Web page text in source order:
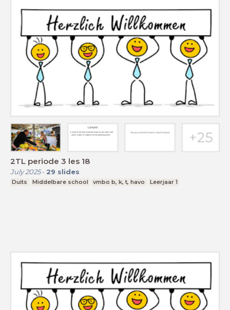
2TL periode 3 les 18
July 2025- 29 slides
Duits Middelbare school vmbo b, k, t, havo Leerjaar 1